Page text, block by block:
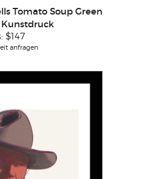
Tomato Soup Green
Kunstdruck
$147
anfragen